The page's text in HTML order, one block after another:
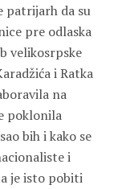
patrijarh da su
pre odlaska
velikosrpske
i Ratka
na
poklonila
bih i kako se
i
je isto pobiti